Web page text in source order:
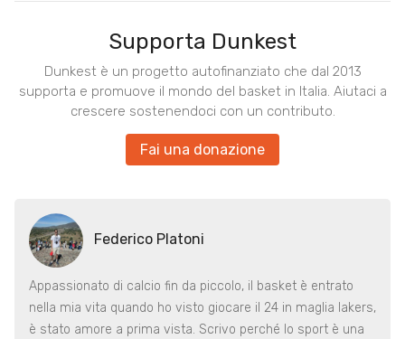
Supporta Dunkest
Dunkest è un progetto autofinanziato che dal 2013
supporta e promuove il mondo del basket in Italia. Aiutaci a
crescere sostenendoci con un contributo.
Fai una donazione
Federico Platoni
Appassionato di calcio fin da piccolo, il basket è entrato
nella mia vita quando ho visto giocare il 24 in maglia lakers,
è stato amore a prima vista. Scrivo perché lo sport è una